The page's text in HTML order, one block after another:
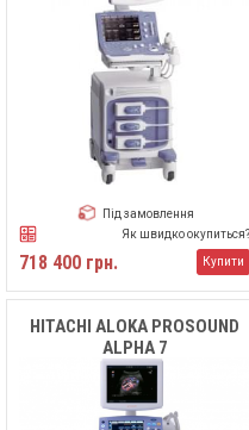
Під замовлення
Як швидко окупиться?
718 400 грн. Купити
HITACHI ALOKA PROSOUND
ALPHA 7